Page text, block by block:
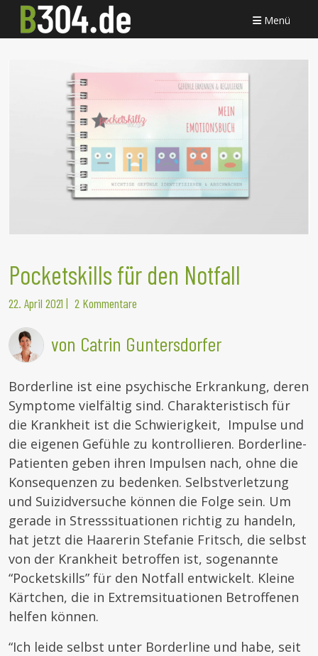
Menü
Pocketskills für den Notfall
22. April 2021 | 2 Kommentare
von Catrin Guntersdorfer
Borderline ist eine psychische Erkrankung, deren
Symptome vielfältig sind. Charakteristisch für
die Krankheit ist die Schwierigkeit, Impulse und
die eigenen Gefühle zu kontrollieren. Borderline-
Patienten geben ihren Impulsen nach, ohne die
Konsequenzen zu bedenken. Selbstverletzung
und Suizidversuche können die Folge sein. Um
gerade in Stresssituationen richtig zu handeln,
hat jetzt die Haarerin Stefanie Fritsch, die selbst
von der Krankheit betroffen ist, sogenannte
“Pocketskills” für den Notfall entwickelt. Kleine
Kärtchen, die in Extremsituationen Betroffenen
helfen können.
“Ich leide selbst unter Borderline und habe, seit